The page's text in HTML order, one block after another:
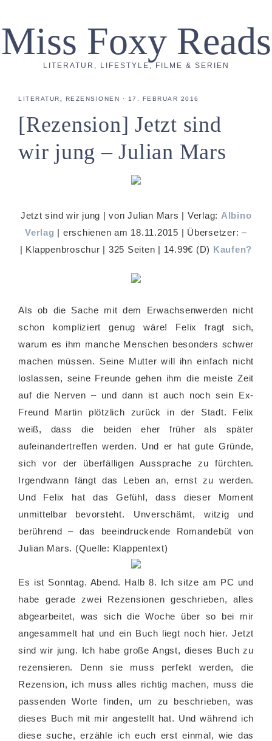
Miss Foxy Reads
LITERATUR, LIFESTYLE, FILME & SERIEN
LITERATUR REZENSIONEN · 17. FEBRUAR 2016
[Rezension] Jetzt sind
wir jung – Julian Mars
Jetzt sind wir jung | von Julian Mars | Verlag: Albino
Verlag | erschienen am 18.11.2015 | Übersetzer: –
| Klappenbroschur | 325 Seiten | 14.99€ (D) Kaufen?
Als ob die Sache mit dem Erwachsenwerden nicht
schon kompliziert genug wäre! Felix fragt sich,
warum es ihm manche Menschen besonders schwer
machen müssen. Seine Mutter will ihn einfach nicht
loslassen, seine Freunde gehen ihm die meiste Zeit
auf die Nerven – und dann ist auch noch sein Ex-
Freund Martin plötzlich zurück in der Stadt. Felix
weiß, dass die beiden eher früher als später
aufeinandertreffen werden. Und er hat gute Gründe,
sich vor der überfälligen Aussprache zu fürchten.
Irgendwann fängt das Leben an, ernst zu werden.
Und Felix hat das Gefühl, dass dieser Moment
unmittelbar bevorsteht. Unverschämt, witzig und
berührend – das beeindruckende Romandebüt von
Julian Mars. (Quelle: Klappentext)
Es ist Sonntag. Abend. Halb 8. Ich sitze am PC und
habe gerade zwei Rezensionen geschrieben, alles
abgearbeitet, was sich die Woche über so bei mir
angesammelt hat und ein Buch liegt noch hier. Jetzt
sind wir jung. Ich habe große Angst, dieses Buch zu
rezensieren. Denn sie muss perfekt werden, die
Rezension, ich muss alles richtig machen, muss die
passenden Worte finden, um zu beschrieben, was
dieses Buch mit mir angestellt hat. Und während ich
diese suche, erzähle ich euch erst einmal, wie das